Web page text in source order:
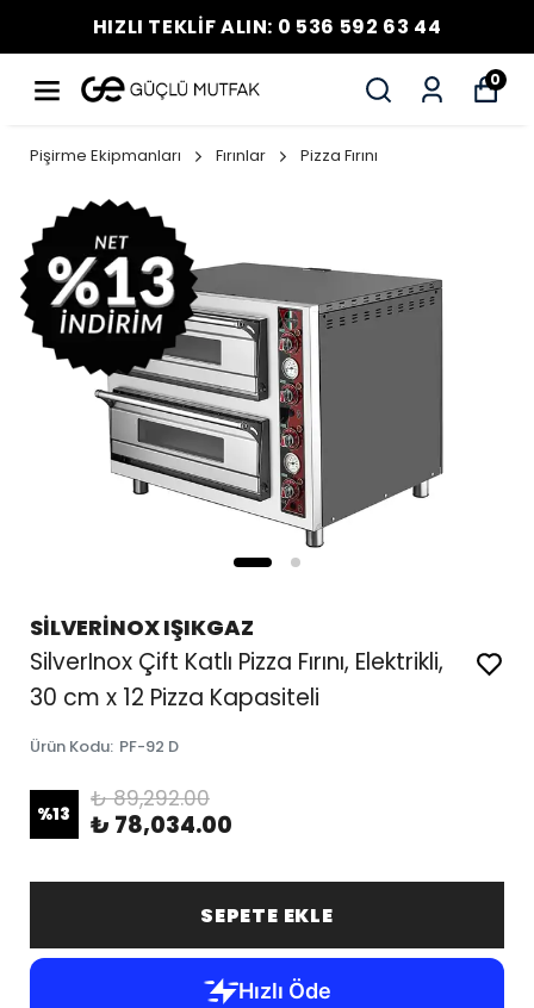
HIZLI TEKLİF ALIN: 0 536 592 63 44
0
Pişirme Ekipmanları Fırınlar Pizza Fırını
SİLVERİNOX IŞIKGAZ
SilverInox Çift Katlı Pizza Fırını, Elektrikli,
30 cm x 12 Pizza Kapasiteli
Ürün Kodu: PF-92 D
%13
₺ 89,292.00
₺ 78,034.00
SEPETE EKLE